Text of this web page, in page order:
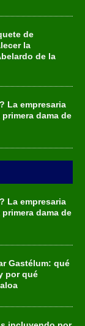
de
la
de la
La empresaria
dama de
La empresaria
dama de
Gastélum: qué
por qué